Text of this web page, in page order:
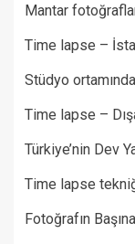
Mantar
Time lapse –
Stüdyo
Time lapse –
Türkiye’nin Dev
Time lapse
Fotoğrafın